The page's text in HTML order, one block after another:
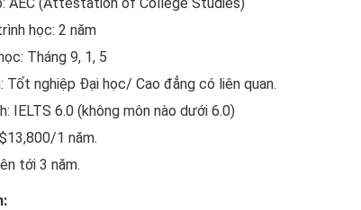
học: 2 năm
Tháng 9, 1, 5
Tốt nghiệp Đại học/ Cao đẳng có liên quan.
IELTS 6.0 (không môn nào dưới 6.0)
1 năm.
tới 3 năm.